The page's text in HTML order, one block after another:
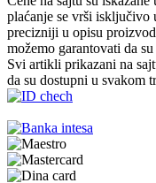
plaćanje se vrši isključivo
precizniji u opisu
možemo garantovati da
Svi artikli prikazani na
da su dostupni u svakom